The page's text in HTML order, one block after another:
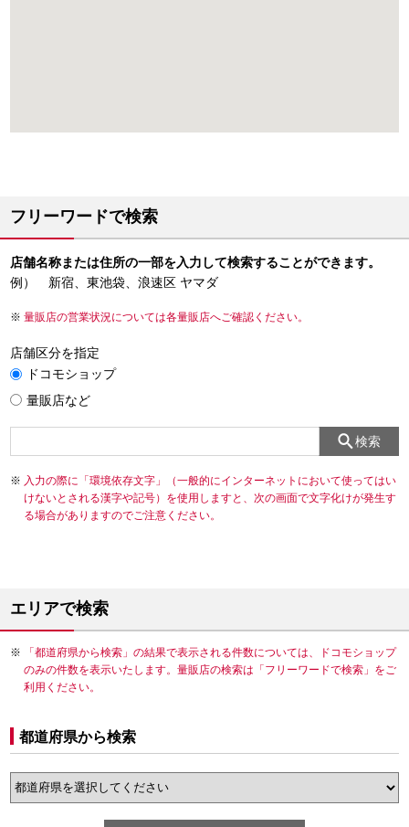
フリーワードで検索
店舗名称または住所の一部を入力して検索することができます。
例） 新宿、東池袋、浪速区 ヤマダ
量販店の営業状況については各量販店へご確認ください。
店舗区分を指定
ドコモショップ
量販店など
検索
入力の際に「環境依存文字」（一般的にインターネットにおいて使ってはい
けないとされる漢字や記号）を使用しますと、次の画面で文字化けが発生す
る場合がありますのでご注意ください。
エリアで検索
「都道府県から検索」の結果で表示される件数については、ドコモショップ
のみの件数を表示いたします。量販店の検索は「フリーワードで検索」をご
利用ください。
都道府県から検索